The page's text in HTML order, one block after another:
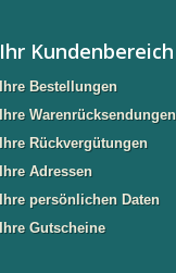
Ihr Kundenbereich
Ihre Bestellungen
Ihre Warenrücksendungen
Ihre Rückvergütungen
Ihre Adressen
Ihre persönlichen Daten
Ihre Gutscheine